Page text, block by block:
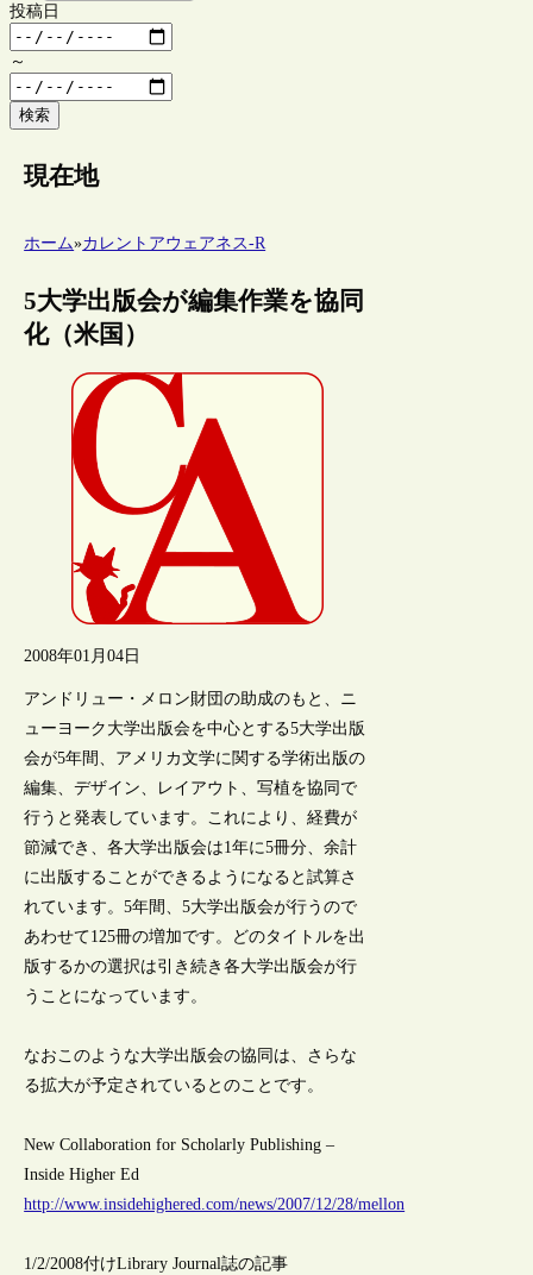
投稿日
～
検索
現在地
ホーム»カレントアウェアネス-R
5大学出版会が編集作業を協同
化（米国）
2008年01月04日
アンドリュー・メロン財団の助成のもと、ニ
ューヨーク大学出版会を中心とする5大学出版
会が5年間、アメリカ文学に関する学術出版の
編集、デザイン、レイアウト、写植を協同で
行うと発表しています。これにより、経費が
節減でき、各大学出版会は1年に5冊分、余計
に出版することができるようになると試算さ
れています。5年間、5大学出版会が行うので
あわせて125冊の増加です。どのタイトルを出
版するかの選択は引き続き各大学出版会が行
うことになっています。
なおこのような大学出版会の協同は、さらな
る拡大が予定されているとのことです。
New Collaboration for Scholarly Publishing –
Inside Higher Ed
http://www.insidehighered.com/news/2007/12/28/mellon
1/2/2008付けLibrary Journal誌の記事